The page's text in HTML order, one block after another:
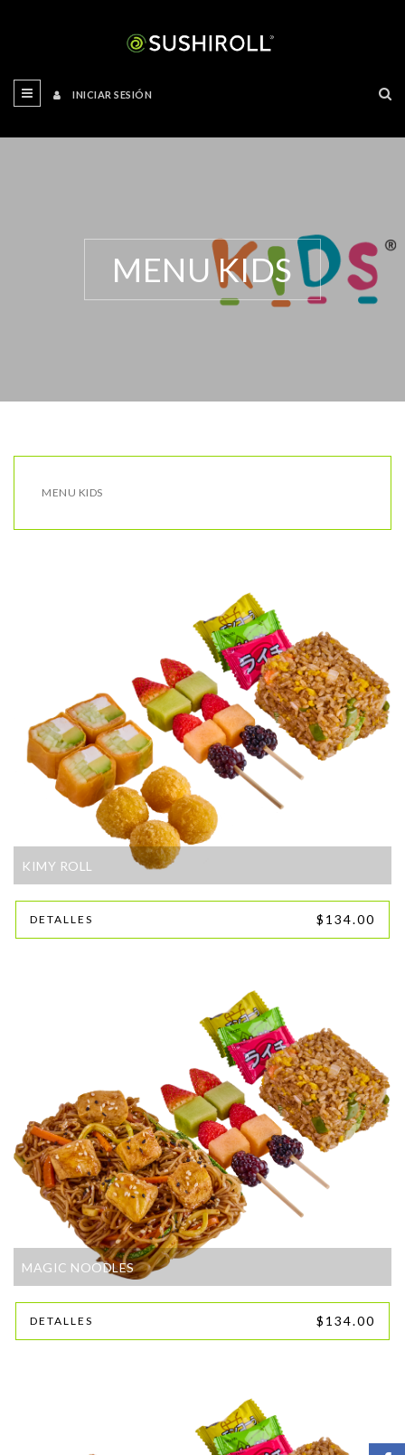
INICIAR SESIÓN
MENU KIDS
MENU KIDS
KIMY ROLL
DETALLES $134.00
MAGIC NOODLES
DETALLES $134.00